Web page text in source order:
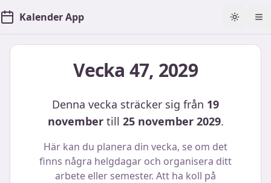
Kalender App Toggle
Vecka 47, 2029
Denna vecka sträcker sig från 19
novembertill 25 november 2029.
Här kan du planera din vecka, se om det
finns några helgdagar och organisera ditt
arbete eller semester. Att ha koll på